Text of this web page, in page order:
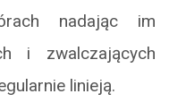
nadając im
i zwalczających
linieją.